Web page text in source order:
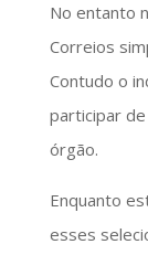
No entanto
Correios
Contudo o
participar
órgão.
Enquanto
esses